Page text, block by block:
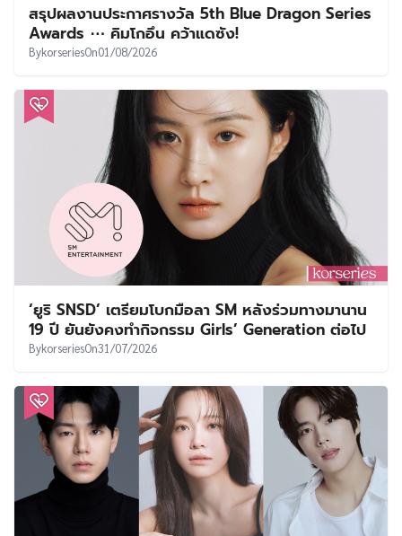
สรุปผลงานประกาศรางวัล 5th Blue Dragon Series
Awards ⋯ คิมโกอึน คว้าแดซัง!
BykorseriesOn01/08/2026
‘ยูริ SNSD’ เตรียมโบกมือลา SM หลังร่วมทางมานาน
19 ปี ยันยังคงทำกิจกรรม Girls’ Generation ต่อไป
BykorseriesOn31/07/2026